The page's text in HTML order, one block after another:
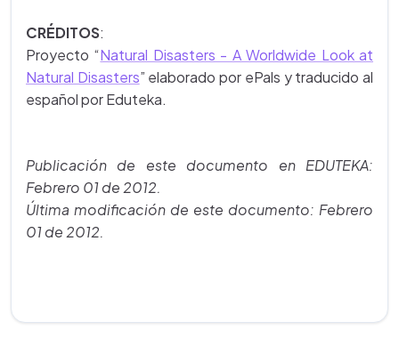
CRÉDITOS:
Proyecto “Natural Disasters - A Worldwide Look at
Natural Disasters” elaborado por ePals y traducido al
español por Eduteka.
Publicación de este documento en EDUTEKA:
Febrero 01 de 2012.
Última modificación de este documento: Febrero
01 de 2012.